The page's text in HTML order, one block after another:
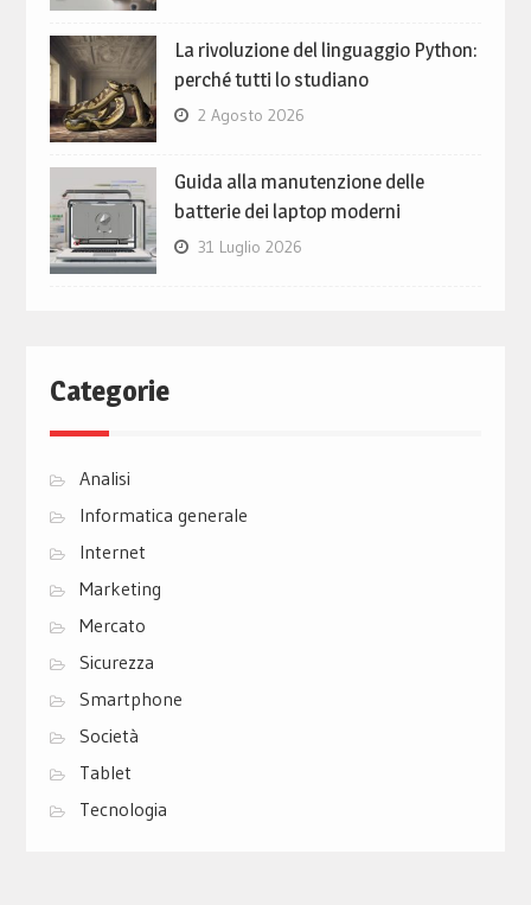
La rivoluzione del linguaggio Python:
perché tutti lo studiano
2 Agosto 2026
Guida alla manutenzione delle
batterie dei laptop moderni
31 Luglio 2026
Categorie
Analisi
Informatica generale
Internet
Marketing
Mercato
Sicurezza
Smartphone
Società
Tablet
Tecnologia